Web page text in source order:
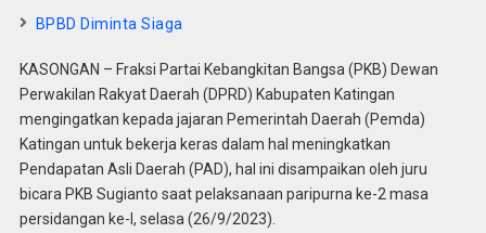
BPBD Diminta Siaga
KASONGAN – Fraksi Partai Kebangkitan Bangsa (PKB) Dewan
Perwakilan Rakyat Daerah (DPRD) Kabupaten Katingan
mengingatkan kepada jajaran Pemerintah Daerah (Pemda)
Katingan untuk bekerja keras dalam hal meningkatkan
Pendapatan Asli Daerah (PAD), hal ini disampaikan oleh juru
bicara PKB Sugianto saat pelaksanaan paripurna ke-2 masa
persidangan ke-I, selasa (26/9/2023).